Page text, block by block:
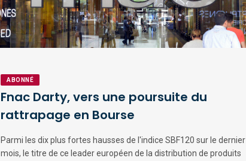
ABONNÉ
Fnac Darty, vers une poursuite du
rattrapage en Bourse
Parmi les dix plus fortes hausses de l'indice SBF120 sur le dernier
mois, le titre de ce leader européen de la distribution de produits